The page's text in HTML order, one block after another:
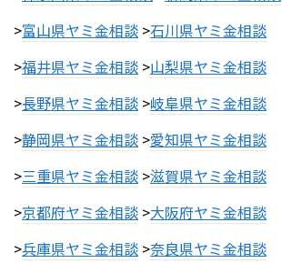
>富山県ヤミ金相談 >石川県ヤミ金相談
>福井県ヤミ金相談 >山梨県ヤミ金相談
>長野県ヤミ金相談 >岐阜県ヤミ金相談
>静岡県ヤミ金相談 >愛知県ヤミ金相談
>三重県ヤミ金相談 >滋賀県ヤミ金相談
>京都府ヤミ金相談 >大阪府ヤミ金相談
>兵庫県ヤミ金相談 >奈良県ヤミ金相談